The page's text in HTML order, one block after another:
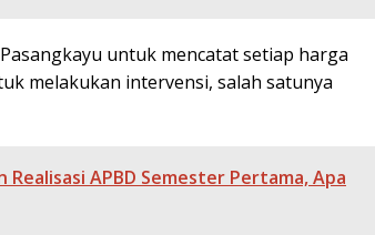
untuk mencatat setiap harga
melakukan intervensi, salah satunya
APBD Semester Pertama, Apa